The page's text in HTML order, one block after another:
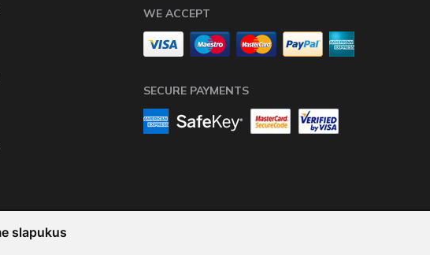
slapukus
WE ACCEPT
SECURE PAYMENTS